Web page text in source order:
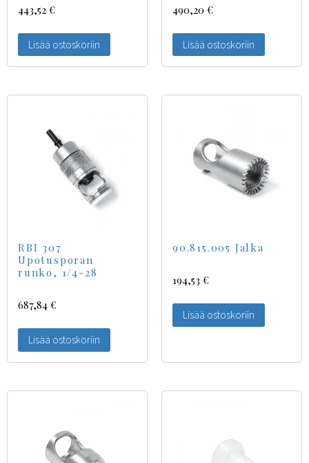
443,52 €
Lisää ostoskoriin
490,20 €
Lisää ostoskoriin
RBI 307
Upotusporan
runko, 1/4-28
687,84 €
Lisää ostoskoriin
90.815.005 Jalka
194,53 €
Lisää ostoskoriin